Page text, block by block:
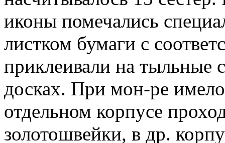
иконы помечались
листком бумаги с
приклеивали на тыльные
досках. При мон-ре
отдельном корпусе
золотошвейки, в др.